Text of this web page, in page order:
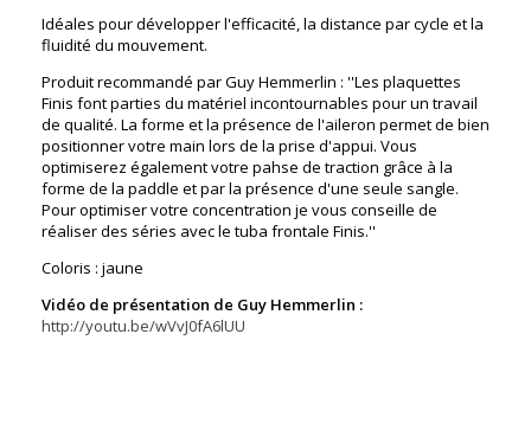
Idéales pour développer l'efficacité, la distance par cycle et la
fluidité du mouvement.
Produit recommandé par Guy Hemmerlin : ''Les plaquettes
Finis font parties du matériel incontournables pour un travail
de qualité. La forme et la présence de l'aileron permet de bien
positionner votre main lors de la prise d'appui. Vous
optimiserez également votre pahse de traction grâce à la
forme de la paddle et par la présence d'une seule sangle.
Pour optimiser votre concentration je vous conseille de
réaliser des séries avec le tuba frontale Finis.''
Coloris : jaune
Vidéo de présentation de Guy Hemmerlin :
http://youtu.be/wVvJ0fA6lUU